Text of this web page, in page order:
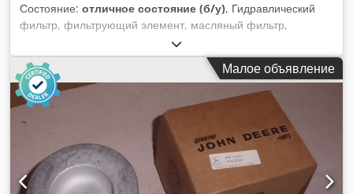
Состояние: отличное состояние (б/у), Гидравлический
фильтр, фильтрующий элемент, масляный фильтр,
фильтрующий картридж, фильтр гидравлического масла,
топливный фильтр, навинчиваемый фильтр - Фильтрующие
элементы: гидравлические масляные фильтры, топливные
фильтры — 485 штук - Тип: различные типы от разных
производителей - Цена/продажа: комплектом -
Транспортные размеры: 1200/800/В780 мм Crjdpfxon Sru
Us Aaref - Общий вес: 291 кг
Малое объявление